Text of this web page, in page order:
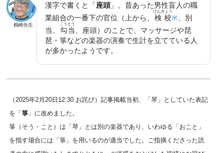
鶴崎先生
漢字で書くと「座頭 」。昔あった男性盲人の職
業組合の一番下の官位（上から、 検校
けんぎょう
※ 、別
当、 勾当
こうとう
、座頭）のことで、マッサージや琵
琶・箏などの楽器の演奏で生計を立てている人
が多かったようです。
（2025年2月20日12:30 お詫び）記事掲載当初、「琴」としていた表記
を「 箏」に改めました。
箏（そう・こと）は「琴」とは別の楽器であり、いわゆる「おこと」
を指す場合には「箏」を用いるのが適当でした。ご指摘くださった読